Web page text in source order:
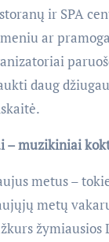
ir SPA
ar
daug
muzikiniai
metus –
metų
žymiausios